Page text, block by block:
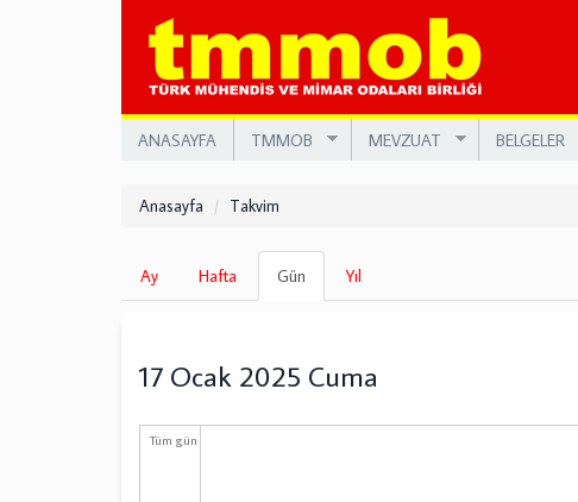
ANASAYFA TMMOB MEVZUAT BELGELER
Anasayfa Takvim
Birincil
sekmeler
Ay Hafta Gün
sekme)
Yıl
17 Ocak 2025 Cuma
Tüm gün